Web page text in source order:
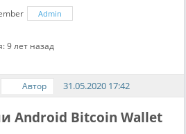
Admin
9 лет назад
Автор 31.05.2020 17:42
Android Bitcoin Wallet